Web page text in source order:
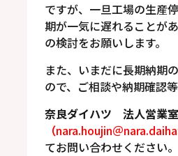
ですが、一旦工場の生産
期が一気に遅れることが
の検討をお願いします。
また、いまだに長期納期
ので、ご相談や納期確認
奈良ダイハツ 法人営業室
（nara.houjin＠
てお問い合わせください。